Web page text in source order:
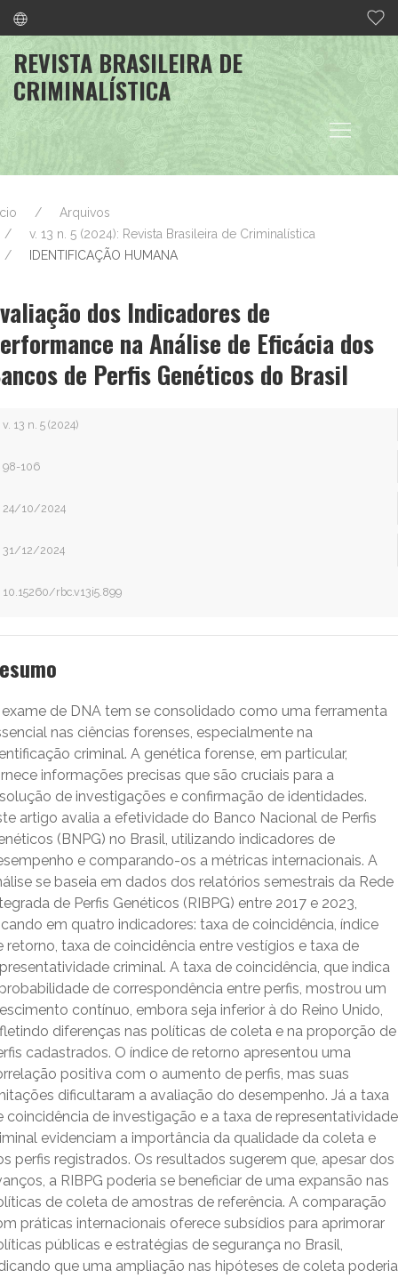
REVISTA BRASILEIRA DE
CRIMINALÍSTICA
Arquivos
v. 13 n. 5 (2024): Revista Brasileira de Criminalística
IDENTIFICAÇÃO HUMANA
dos Indicadores de
na Análise de Eficácia dos
de Perfis Genéticos do Brasil
v. 13 n. 5 (2024)
98-106
24/10/2024
31/12/2024
10.15260/rbc.v13i5.899
de DNA tem se consolidado como uma ferramenta
nas ciências forenses, especialmente na
criminal. A genética forense, em particular,
informações precisas que são cruciais para a
de investigações e confirmação de identidades.
artigo avalia a efetividade do Banco Nacional de Perfis
(BNPG) no Brasil, utilizando indicadores de
e comparando-os a métricas internacionais. A
se baseia em dados dos relatórios semestrais da Rede
de Perfis Genéticos (RIBPG) entre 2017 e 2023,
em quatro indicadores: taxa de coincidência, índice
retorno, taxa de coincidência entre vestígios e taxa de
criminal. A taxa de coincidência, que indica
de correspondência entre perfis, mostrou um
contínuo, embora seja inferior à do Reino Unido,
diferenças nas políticas de coleta e na proporção de
cadastrados. O índice de retorno apresentou uma
positiva com o aumento de perfis, mas suas
dificultaram a avaliação do desempenho. Já a taxa
coincidência de investigação e a taxa de representatividade
evidenciam a importância da qualidade da coleta e
perfis registrados. Os resultados sugerem que, apesar dos
a RIBPG poderia se beneficiar de uma expansão nas
de coleta de amostras de referência. A comparação
práticas internacionais oferece subsídios para aprimorar
públicas e estratégias de segurança no Brasil,
que uma ampliação nas hipóteses de coleta poderia